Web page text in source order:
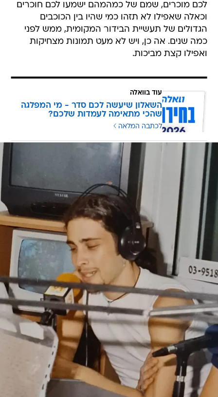
לכם מוכרים, שמם של כמהמהם ישמעו לכם חוכרים
וכאלה שאפילו לא תזהו כמי שהיו בין הכוכבים
הגדולים של תעשיית הבידור המקומית, ממש לפני
כמה שנים. אה כן, ויש לא מעט תמונות מצחיקות
ואפילו קצת מביכות.
עוד בוואלה
השאלון שיעשה לכם סדר - מי המפלגה
שהכי מתאימה לעמדות שלכם?
לכתבה המלאה